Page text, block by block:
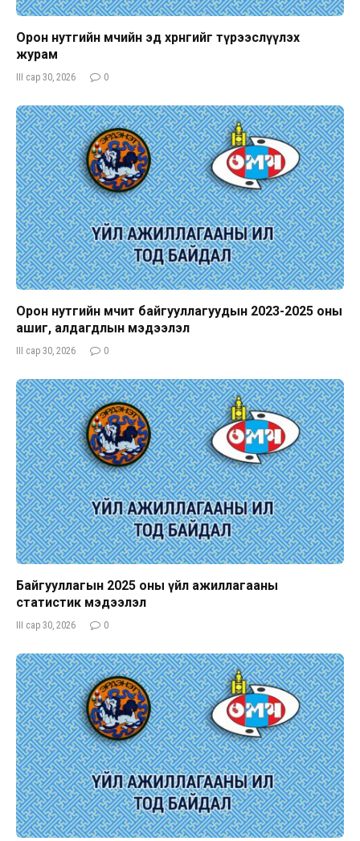
Орон нутгийн өмчийн эд хөрөнгийг түрээслүүлэх
журам
III сар 30, 2026 0
Орон нутгийн өмчит байгууллагуудын 2023-2025 оны
ашиг, алдагдлын мэдээлэл
III сар 30, 2026 0
Байгууллагын 2025 оны үйл ажиллагааны
статистик мэдээлэл
III сар 30, 2026 0